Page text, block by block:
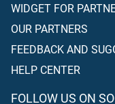
WIDGET FOR
OUR PARTNERS
FEEDBACK AND
HELP CENTER
FOLLOW US ON